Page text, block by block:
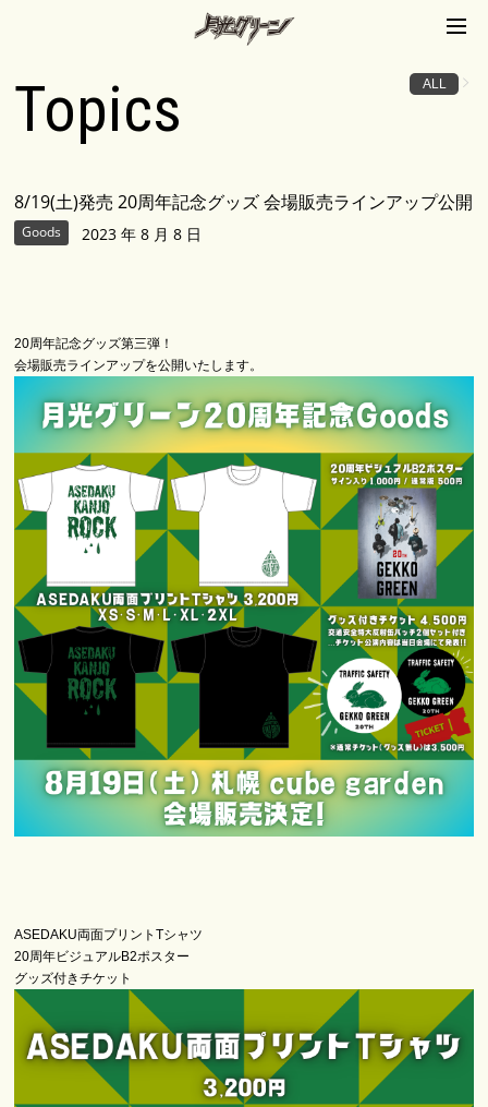
月光グリーンオフィシ
ャルサイト
Topics ALL
8/19(土)発売 20周年記念グッズ 会場販売ラインアップ公開
Goods 2023 年 8 月 8 日
20周年記念グッズ第三弾！
会場販売ラインアップを公開いたします。
ASEDAKU両面プリントTシャツ
20周年ビジュアルB2ポスター
グッズ付きチケット